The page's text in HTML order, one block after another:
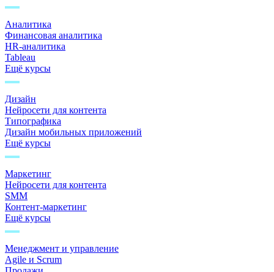
Аналитика
Финансовая аналитика
HR-аналитика
Tableau
Ещё курсы
Дизайн
Нейросети для контента
Типографика
Дизайн мобильных приложений
Ещё курсы
Маркетинг
Нейросети для контента
SMM
Контент-маркетинг
Ещё курсы
Менеджмент и управление
Agile и Scrum